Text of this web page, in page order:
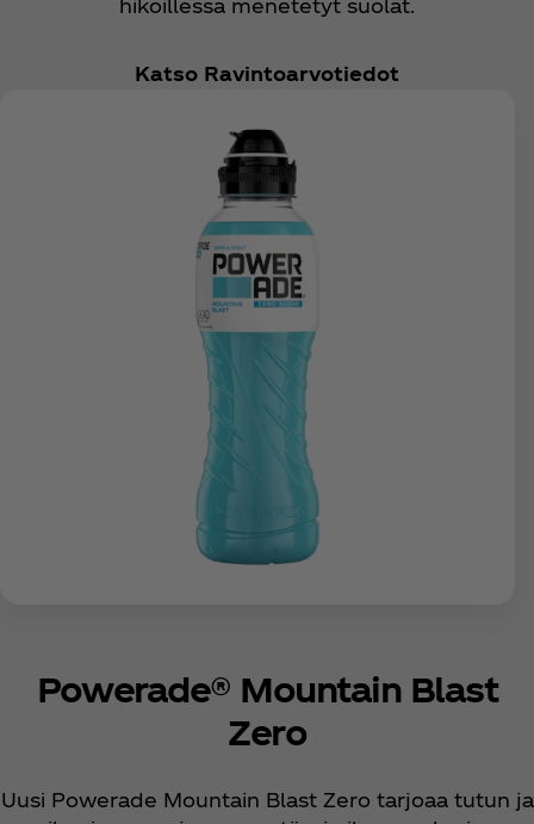
hikoillessa menetetyt suolat.
Katso Ravintoarvotiedot
Powerade® Mountain Blast
Zero
Uusi Powerade Mountain Blast Zero tarjoaa tutun ja